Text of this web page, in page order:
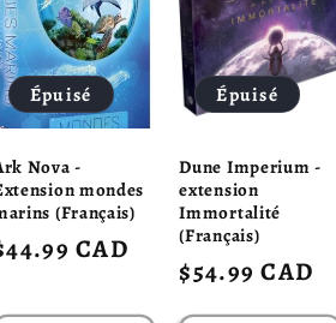
Épuisé
Nova -
mondes
(Français)
CAD
Épuisé
Dune Imperium -
extension
Immortalité
(Français)
Prix
habituel
$54.99 CAD